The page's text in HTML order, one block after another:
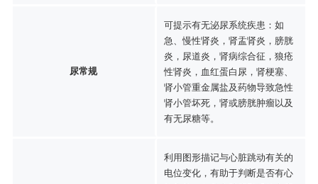
尿常规
可提示有无泌尿系统疾患：如
急、慢性肾炎，肾盂肾炎，膀胱
炎，尿道炎，肾病综合征，狼疮
性肾炎，血红蛋白尿，肾梗塞、
肾小管重金属盐及药物导致急性
肾小管坏死，肾或膀胱肿瘤以及
有无尿糖等。
利用图形描记与心脏跳动有关的
电位变化，有助于判断是否有心